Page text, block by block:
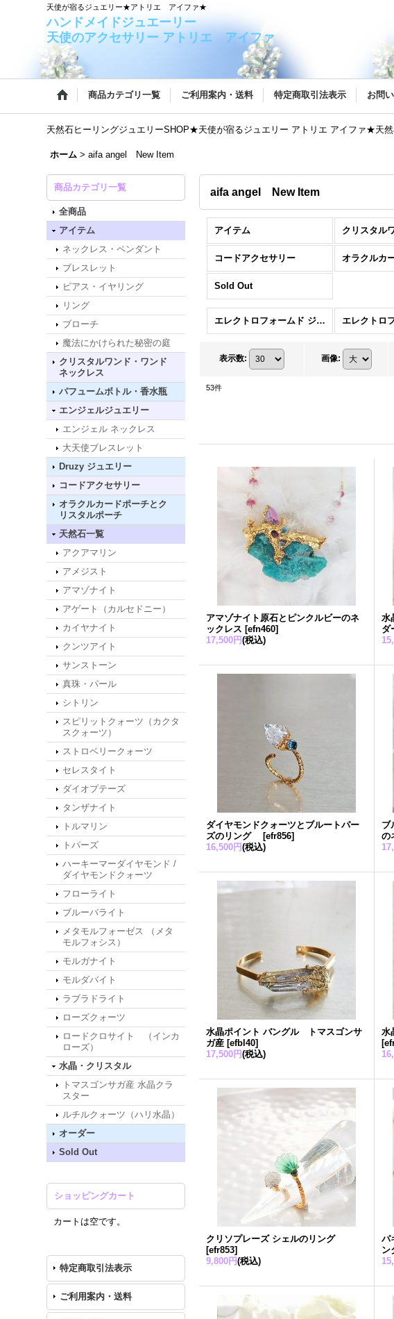
天使が宿るジュエリー★アトリエ アイファ★
ハンドメイドジュエーリー
天使のアクセサリー アトリエ アイファ
商品カテゴリ一覧 ご利用案内・送料 特定商取引法表示 お問
天然石ヒーリングジュエリーSHOP★天使が宿るジュエリー アトリエ アイファ★天
ホーム > aifa angel New Item
商品カテゴリ一覧
全商品
アイテム
ネックレス・ペンダント
ブレスレット
ピアス・イヤリング
リング
ブローチ
魔法にかけられた秘密の庭
クリスタルワンド・ワンド
ネックレス
パフュームボトル・香水瓶
エンジェルジュエリー
エンジェル ネックレス
大天使ブレスレット
Druzy ジュエリー
コードアクセサリー
オラクルカードポーチとク
リスタルポーチ
天然石一覧
アクアマリン
アメジスト
アマゾナイト
アゲート（カルセドニー）
カイヤナイト
クンツアイト
サンストーン
真珠・パール
シトリン
スピリットクォーツ（カクタ
スクォーツ）
ストロベリークォーツ
セレスタイト
ダイオプテーズ
タンザナイト
トルマリン
トパーズ
ハーキーマーダイヤモンド /
ダイヤモンドクォーツ
フローライト
ブルーバライト
メタモルフォーゼス （メタ
モルフォシス）
モルガナイト
モルダバイト
ラブラドライト
ローズクォーツ
ロードクロサイト （インカ
ローズ）
水晶・クリスタル
トマスゴンサガ産 水晶クラ
スター
ルチルクォーツ（ハリ水晶）
オーダー
Sold Out
ショッピングカート
カートは空です。
特定商取引法表示
ご利用案内・送料
aifa angel New Item
アイテム
コードアクセサリー
Sold Out
エレクトロフォームド ジュエリー
表示数: 画像:
53件
アマゾナイト原石とピンクルビーのネ
ックレス [efn460]
17,500円(税込)
水
ダ
ダイヤモンドクォーツとブルートパー
ズのリング
[efr856]
16,500円(税込)
ブ
の
水晶ポイント バングル トマスゴンサ
ガ産 [efbl40]
17,500円(税込)
水
[
クリソプレーズ シェルのリング
[efr853]
9,800円(税込)
パ
ン